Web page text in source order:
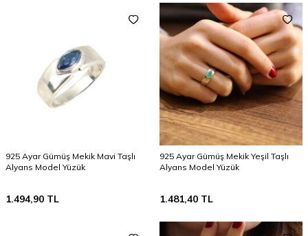
925 Ayar Gümüş Mekik Mavi Taşlı
Alyans Model Yüzük
1.494,90 TL
925 Ayar Gümüş Mekik Yeşil Taşlı
Alyans Model Yüzük
1.481,40 TL